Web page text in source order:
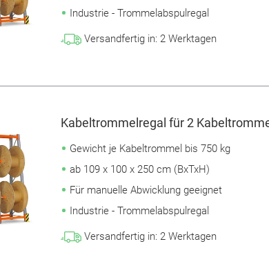
Industrie - Trommelabspulregal
Versandfertig in: 2 Werktagen
Kabeltrommelregal für 2
Gewicht je Kabeltrommel bis 750 kg
ab 109 x 100 x 250 cm (BxTxH)
Für manuelle Abwicklung geeignet
Industrie - Trommelabspulregal
Versandfertig in: 2 Werktagen